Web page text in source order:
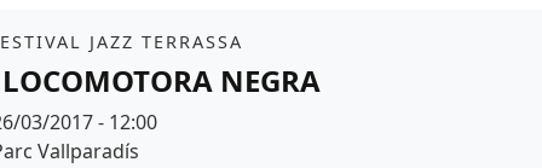
JAZZ TERRASSA
NEGRA
03/2017 - 12:00
Vallparadís